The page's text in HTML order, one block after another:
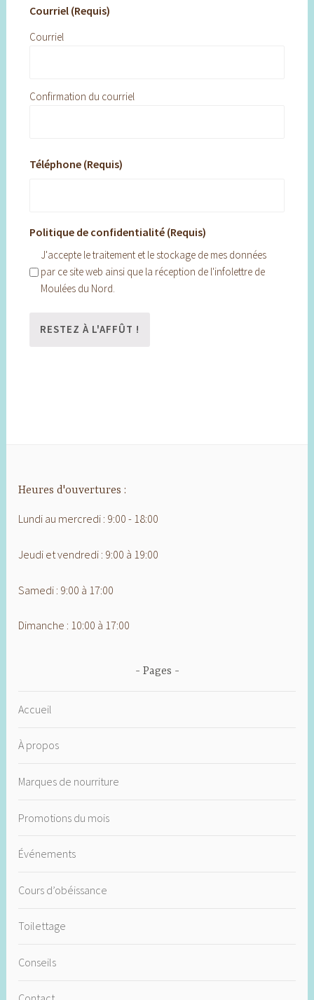
Courriel (Requis)
Courriel
Confirmation du courriel
Téléphone (Requis)
Politique de confidentialité (Requis)
J'accepte le traitement et le stockage de mes données
par ce site web ainsi que la réception de l'infolettre de
Moulées du Nord.
Heures d'ouvertures :
Lundi au mercredi : 9:00 - 18:00
Jeudi et vendredi : 9:00 à 19:00
Samedi : 9:00 à 17:00
Dimanche : 10:00 à 17:00
Pages
Accueil
À propos
Marques de nourriture
Promotions du mois
Événements
Cours d’obéissance
Toilettage
Conseils